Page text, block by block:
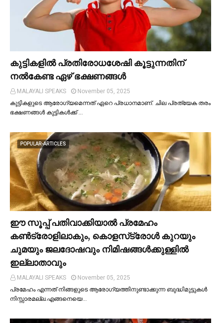
കുട്ടികളില്‍ പ്രതിരോധശേഷി കൂട്ടുന്നതിന്
നല്‍കേണ്ട ഏഴ് ഭക്ഷണങ്ങള്‍
MALAYALI SPEAKS
November 05, 2025
കുട്ടികളുടെ ആരോഗ്യമെന്നത് ഏറെ പ്രധാനമാണ്. ചില പ്രത്യേക തരം
ഭക്ഷണങ്ങള്‍ കുട്ടികള്‍ക്ക് …
POPULAR-ARTICLES
ഈ സൂപ്പ് പതിവാക്കിയാല്‍ പ്രമേഹം
കണ്‍ട്രോളിലാകും, കൊളസ്‌ട്രോള്‍ കുറയും
ചുമയും ജലദോഷവും നിമിഷങ്ങള്‍ക്കുള്ളില്‍
ഇല്ലാതാവും
MALAYALI SPEAKS
November 05, 2025
പ്രമേഹം എന്നത് നിങ്ങളുടെ ആരോഗ്യത്തിനുണ്ടാക്കുന്ന ബുദ്ധിമുട്ടുകള്‍
നിസ്സാരമല്ല.എങ്ങനെയെ…